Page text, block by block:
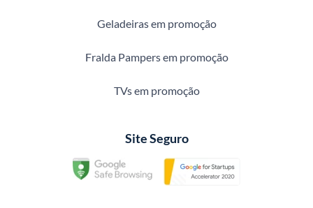
Geladeiras em promoção
Fralda Pampers em promoção
TVs em promoção
Site Seguro